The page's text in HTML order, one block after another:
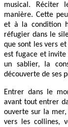
musical. Réciter
manière. Cette
et à la condition
réfugier dans le
que sont les vers
est fugace et
un sablier, la
découverte de ses
Entrer dans le
avant tout entrer
ouverte sur la
vers les collines,